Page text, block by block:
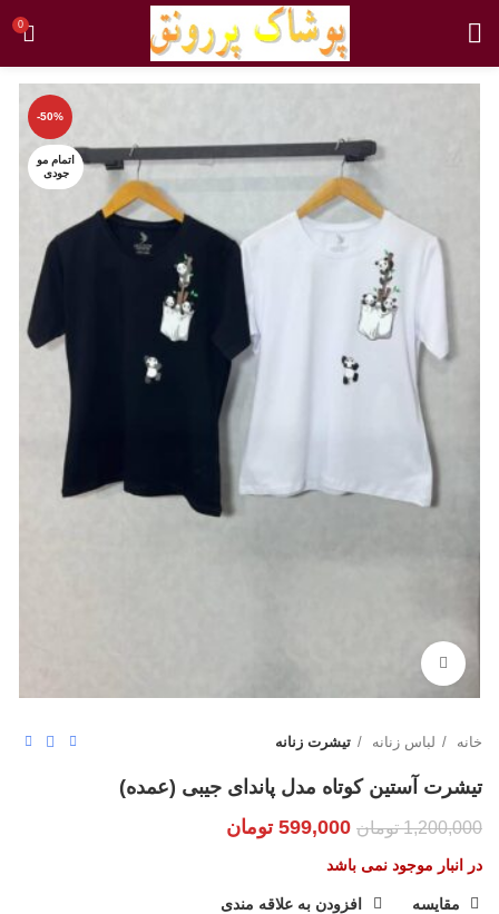
0
-50%
اتمام مو
جودی
خانه لباس زنانه تیشرت زنانه
تیشرت آستین کوتاه مدل پاندای جیبی (عمده)
1,200,000 تومان 599,000 تومان
در انبار موجود نمی باشد
مقایسه افزودن به علاقه مندی